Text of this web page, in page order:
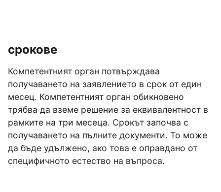
срокове
Компетентният орган потвърждава
получаването на заявлението в срок от един
месец. Компетентният орган обикновено
трябва да вземе решение за еквивалентност в
рамките на три месеца. Срокът започва с
получаването на пълните документи. То може
да бъде удължено, ако това е оправдано от
специфичното естество на въпроса.